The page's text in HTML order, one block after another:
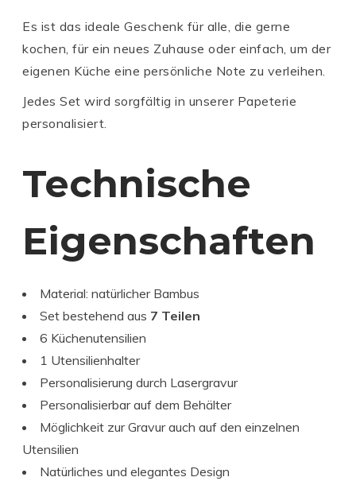
Es ist das ideale Geschenk für alle, die gerne
kochen, für ein neues Zuhause oder einfach, um der
eigenen Küche eine persönliche Note zu verleihen.
Jedes Set wird sorgfältig in unserer Papeterie
personalisiert.
Technische
Eigenschaften
Material: natürlicher Bambus
Set bestehend aus 7 Teilen
6 Küchenutensilien
1 Utensilienhalter
Personalisierung durch Lasergravur
Personalisierbar auf dem Behälter
Möglichkeit zur Gravur auch auf den einzelnen
Utensilien
Natürliches und elegantes Design